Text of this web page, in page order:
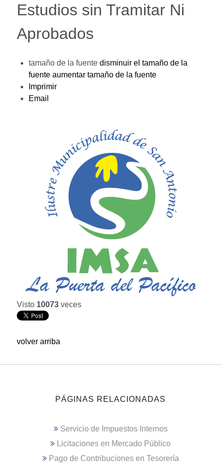
Estudios sin Tramitar Ni
Aprobados
tamaño de la fuente disminuir el tamaño de la
fuente aumentar tamaño de la fuente
Imprimir
Email
Visto 10073 veces
volver arriba
PÁGINAS RELACIONADAS
Servicio de Impuestos Internos
Licitaciones en Mercado Público
Pago de Contribuciones en Tesorería